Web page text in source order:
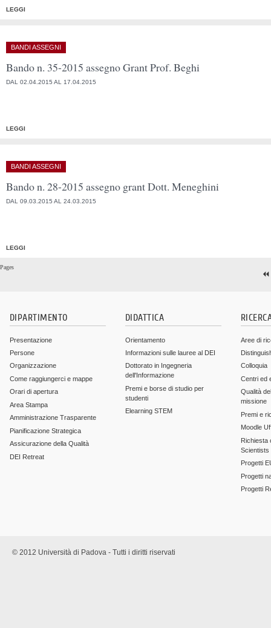
LEGGI
BANDI ASSEGNI
Bando n. 35-2015 assegno Grant Prof. Beghi
DAL 02.04.2015 AL 17.04.2015
LEGGI
BANDI ASSEGNI
Bando n. 28-2015 assegno grant Dott. Meneghini
DAL 09.03.2015 AL 24.03.2015
LEGGI
Pages
DIPARTIMENTO
Presentazione
Persone
Organizzazione
Come raggiungerci e mappe
Orari di apertura
Area Stampa
Amministrazione Trasparente
Pianificazione Strategica
Assicurazione della Qualità
DEI Retreat
DIDATTICA
Orientamento
Informazioni sulle lauree al DEI
Dottorato in Ingegneria
dell'Informazione
Premi e borse di studio per
studenti
Elearning STEM
Aree di
Colloquia
Centri ed
Qualità
missione
Premi e
Moodle
Richiesta
Scientists
Progetti
Progetti
Progetti
© 2012 Università di Padova - Tutti i diritti riservati